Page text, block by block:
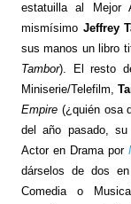
estatuilla al Mejor
mismísimo Jeffrey
sus manos un libro
Tambor). El resto
Miniserie/Telefilm,
Empire(¿quién osa
del año pasado,
Actor en Drama por
dárselos de dos
Comedia o